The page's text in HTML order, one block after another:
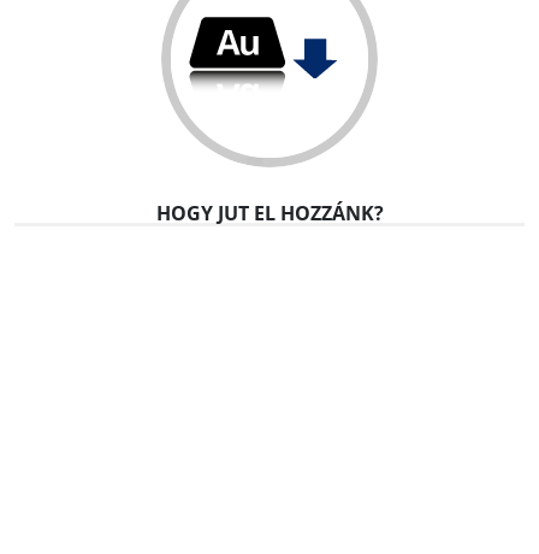
Papír Textil Üveg Fólia
aranyozás
HOGY JUT EL HOZZÁNK?